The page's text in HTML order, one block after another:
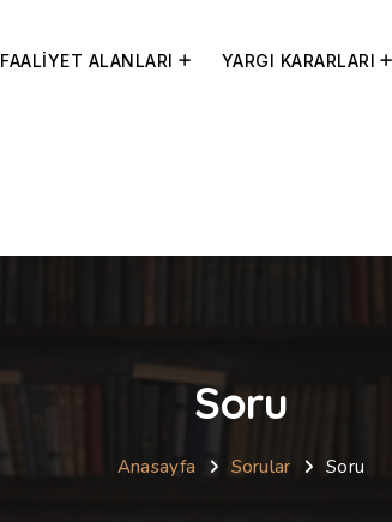
FAALİYET ALANLARI YARGI KARARLARI
Soru
Anasayfa Sorular Soru